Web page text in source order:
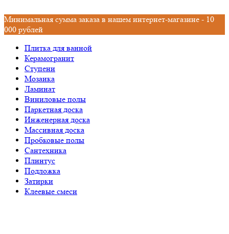
Минимальная сумма заказа в нашем интернет-магазине - 10
000 рублей
Плитка для ванной
Керамогранит
Ступени
Мозаика
Ламинат
Виниловые полы
Паркетная доска
Инженерная доска
Массивная доска
Пробковые полы
Сантехника
Плинтус
Подложка
Затирки
Клеевые смеси